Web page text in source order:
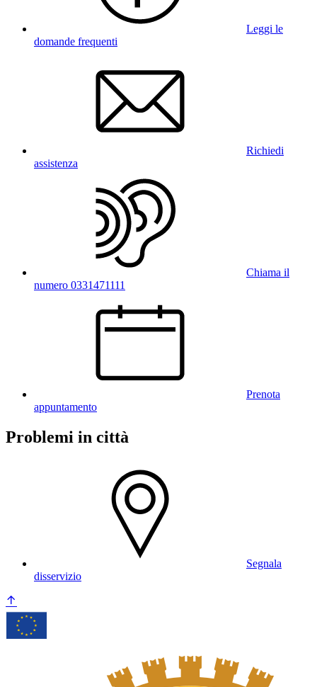
Leggi le
domande frequenti
Richiedi
assistenza
Chiama il
numero 0331471111
Prenota
appuntamento
Problemi in città
Segnala
disservizio